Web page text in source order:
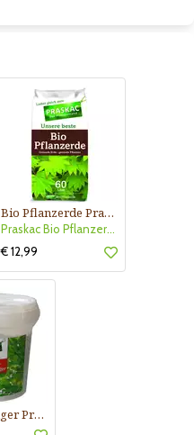
Bio Pflanzerde Praskac
Praskac Bio Pflanzerde
€ 12,99
Langzeitdünger Praskac